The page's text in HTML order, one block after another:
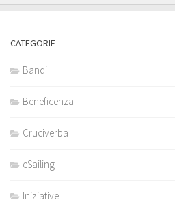
CATEGORIE
Bandi
Beneficenza
Cruciverba
eSailing
Iniziative